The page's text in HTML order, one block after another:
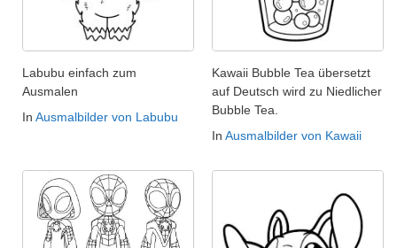
Labubu einfach zum
Ausmalen
In Ausmalbilder von Labubu
Kawaii Bubble Tea übersetzt
auf Deutsch wird zu Niedlicher
Bubble Tea.
In Ausmalbilder von Kawaii